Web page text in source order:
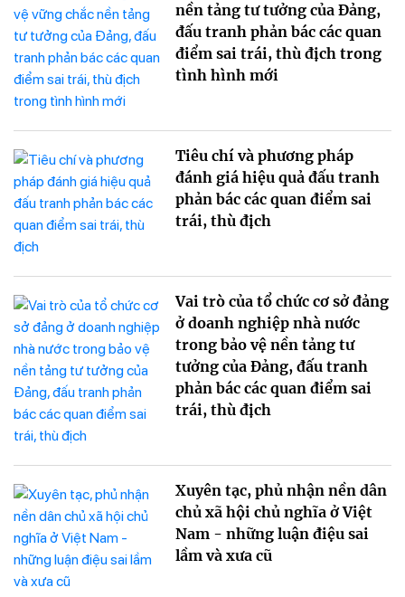
nền tảng tư tưởng của Đảng,
đấu tranh phản bác các quan
điểm sai trái, thù địch trong
tình hình mới
Tiêu chí và phương pháp
đánh giá hiệu quả đấu tranh
phản bác các quan điểm sai
trái, thù địch
Vai trò của tổ chức cơ sở đảng
ở doanh nghiệp nhà nước
trong bảo vệ nền tảng tư
tưởng của Đảng, đấu tranh
phản bác các quan điểm sai
trái, thù địch
Xuyên tạc, phủ nhận nền dân
chủ xã hội chủ nghĩa ở Việt
Nam - những luận điệu sai
lầm và xưa cũ